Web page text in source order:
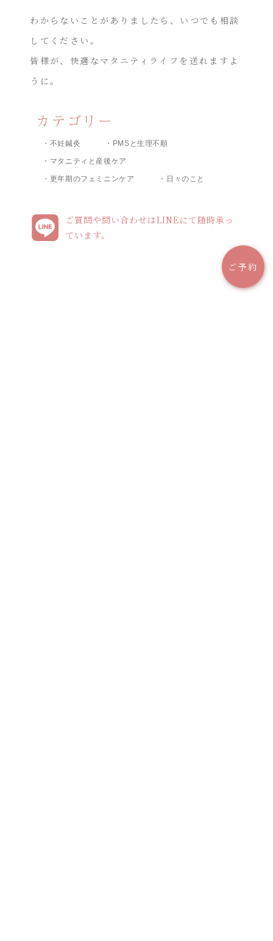
わからないことがありましたら、いつでも相談
してください。
皆様が、快適なマタニティライフを送れますよ
うに。
カテゴリー
・不妊鍼灸 ・PMSと生理不順
・マタニティと産後ケア
・更年期のフェミニンケア ・日々のこと
ご質問や問い合わせはLINEにて随時承っ
ています。
ご予約